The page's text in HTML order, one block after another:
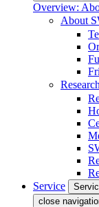
Overview:
About
Research
Service
close